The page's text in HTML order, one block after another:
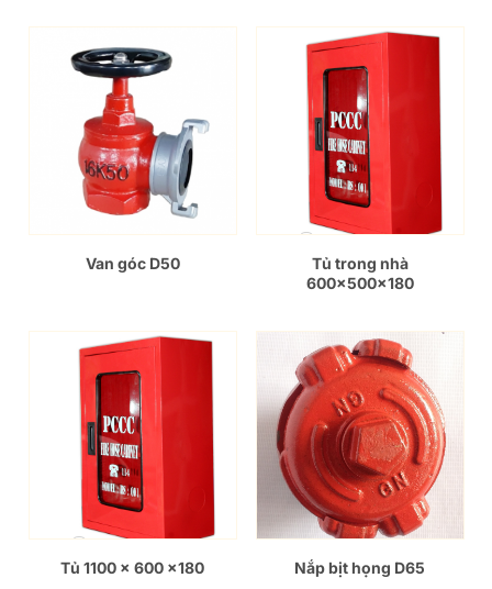
Van góc D50
Tủ trong nhà
600x500x180
Tủ 1100 x 600 x180 Nắp bịt họng D65